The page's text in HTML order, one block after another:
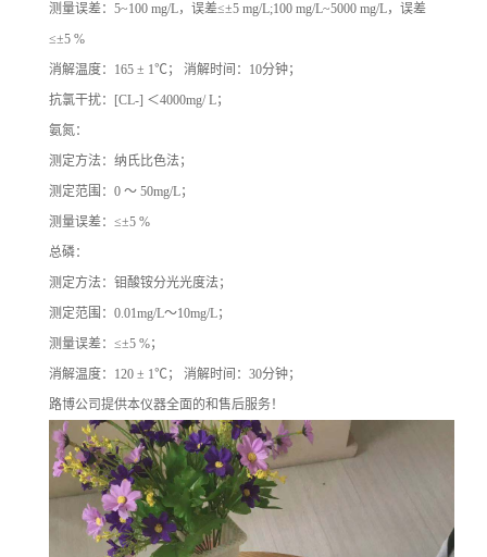
测量误差： 5~100 mg/L，误差≤±5 mg/L;100 mg/L~5000 mg/L，误差
≤±5 %
消解温度： 165 ± 1℃； 消解时间： 10分钟；
抗氯干扰：
[CL-] ＜4000mg/ L；
氨氮：
测定方法：纳氏比色法；
测定范围： 0 ～ 50mg/L；
测量误差： ≤±5 %
总磷：
测定方法：钼酸铵分光光度法；
测定范围： 0.01mg/L～10mg/L；
测量误差： ≤±5 %；
消解温度： 120 ± 1℃； 消解时间： 30分钟；
路博公司提供本仪器全面的和售后服务！